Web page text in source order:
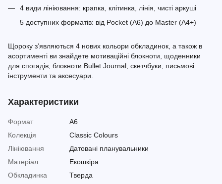
4 види лініювання: крапка, клітинка, лінія, чисті аркуші
5 доступних форматів: від Pocket (A6) до Master (A4+)
Щороку з’являються 4 нових кольори обкладинок, а також в
асортименті ви знайдете мотиваційні блокноти, щоденники
для спогадів, блокноти Bullet Journal, скетчбуки, письмові
інструменти та аксесуари.
Характеристики
Формат
A6
Колекція
Classic Colours
Лініювання
Датовані планувальники
Матеріал
Екошкіра
Обкладинка
Тверда